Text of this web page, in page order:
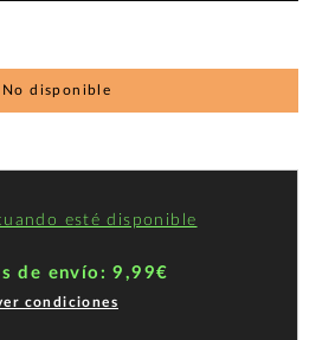
No disponible
esté disponible
de envío: 9,99€
condiciones